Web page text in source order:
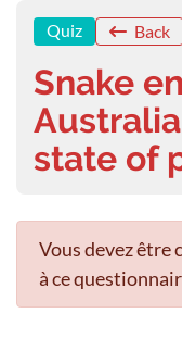
Quiz Back
Snake
state of
Vous devez
à ce